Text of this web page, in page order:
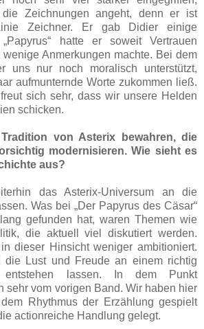
die Zeichnungen angeht, denn er ist
Zeichner. Er gab Didier einige
hatte er soweit Vertrauen
Anmerkungen machte. Bei dem
uns nur noch moralisch unterstützt,
aufmunternde Worte zukommen ließ.
sich sehr, dass wir unsere Helden
schicken.
von Asterix bewahren, die
modernisieren. Wie sieht es
aus?
das Asterix-Universum an die
Was bei „Der Papyrus des Cäsar“
gefunden hat, waren Themen wie
die aktuell viel diskutiert werden.
dieser Hinsicht weniger ambitioniert.
die Lust und Freude an einem richtig
entstehen lassen. In dem Punkt
sehr vom vorigen Band. Wir haben hier
Rhythmus der Erzählung gespielt
actionreiche Handlung gelegt.